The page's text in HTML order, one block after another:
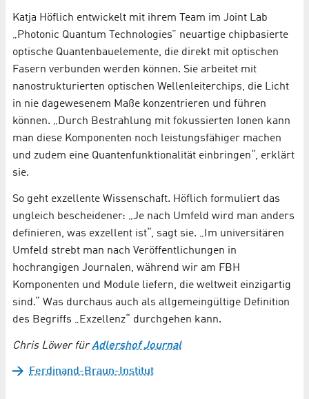
Katja Höflich entwickelt mit ihrem Team im Joint Lab
„Photonic Quantum Technologies” neuartige chipbasierte
optische Quantenbauelemente, die direkt mit optischen
Fasern verbunden werden können. Sie arbeitet mit
nanostrukturierten optischen Wellenleiterchips, die Licht
in nie dagewesenem Maße konzentrieren und führen
können. „Durch Bestrahlung mit fokussierten Ionen kann
man diese Komponenten noch leistungsfähiger machen
und zudem eine Quantenfunktionalität einbringen“, erklärt
sie.
So geht exzellente Wissenschaft. Höflich formuliert das
ungleich bescheidener: „Je nach Umfeld wird man anders
definieren, was exzellent ist“, sagt sie. „Im universitären
Umfeld strebt man nach Veröffentlichungen in
hochrangigen Journalen, während wir am FBH
Komponenten und Module liefern, die weltweit einzigartig
sind.“ Was durchaus auch als allgemeingültige Definition
des Begriffs „Exzellenz“ durchgehen kann.
Chris Löwer fürAdlershof Journal
Ferdinand-Braun-Institut